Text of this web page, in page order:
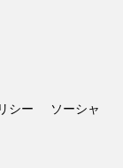
シー
ソーシャ